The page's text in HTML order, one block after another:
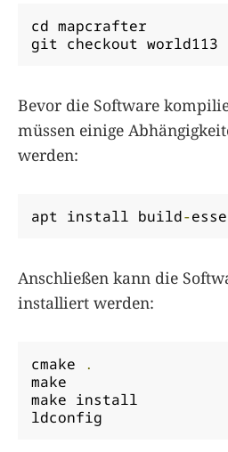
cd mapcrafter
git checkout world113
Bevor die Software
müssen einige
werden:
apt install build-
Anschließen kann die
installiert werden:
cmake
.
make
make install
ldconfig